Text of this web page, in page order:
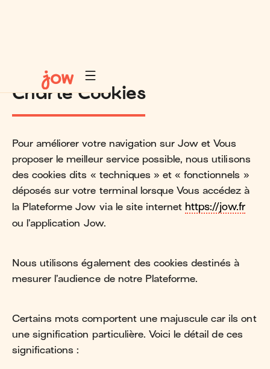
Charte Cookies
Pour améliorer votre navigation sur Jow et Vous
proposer le meilleur service possible, nous utilisons
des cookies dits « techniques » et « fonctionnels »
déposés sur votre terminal lorsque Vous accédez à
la Plateforme Jow via le site internet https://jow.fr
ou l’application Jow.
Nous utilisons également des cookies destinés à
mesurer l’audience de notre Plateforme.
Certains mots comportent une majuscule car ils ont
une signification particulière. Voici le détail de ces
significations :